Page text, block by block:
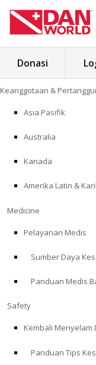
ke
konten
Store
Alert Diver
untuk:
KEANGGOTAAN &
SAFETY
PENDIDIKAN
PROGRAM
Donasi
Keanggotaan &
Asia Pasifik
Australia
Kanada
Amerika Latin &
Medicine
Pelayanan Medis
Sumber Daya
Panduan Medis
Safety
Kembali Menyelam
Panduan Tips